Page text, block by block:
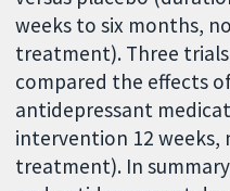
weeks to six months,
treatment). Three
compared the effects
antidepressant
intervention 12 weeks,
treatment). In